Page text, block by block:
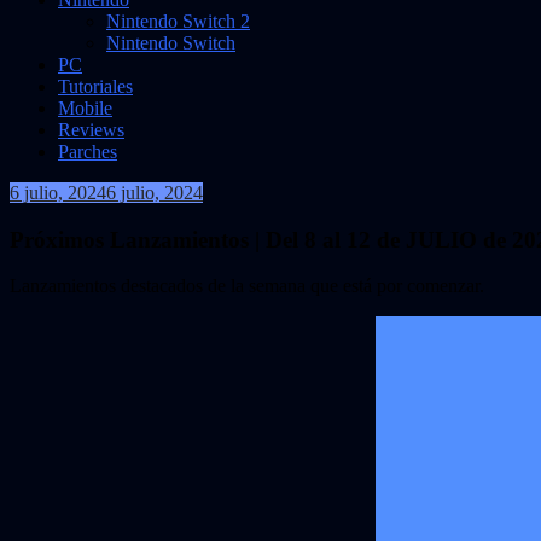
Nintendo Switch 2
Nintendo Switch
PC
Tutoriales
Mobile
Reviews
Parches
6 julio, 20246 julio, 2024